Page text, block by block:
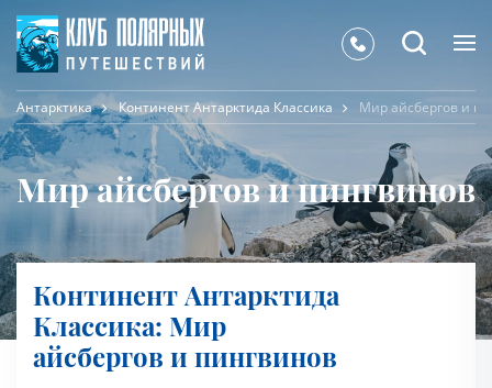
Антарктика Континент Антарктида Классика Мир айсбергов и
Мир айсбергов и пингвинов
Континент Антарктида
Классика: Мир
айсбергов и пингвинов